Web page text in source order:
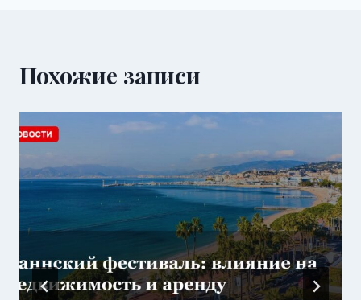
Похожие записи